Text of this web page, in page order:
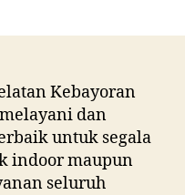
Kebayoran
dan
untuk segala
indoor maupun
seluruh